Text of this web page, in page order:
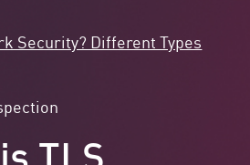
Security? Different Types
TLS